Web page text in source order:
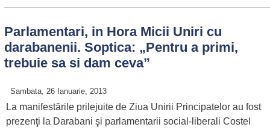
Parlamentari, in Hora Micii Uniri cu
darabanenii. Soptica: „Pentru a primi,
trebuie sa si dam ceva”
Sambata, 26 Ianuarie, 2013
La manifestările prilejuite de Ziua Unirii Principatelor au fost
prezenţi la Darabani şi parlamentarii social-liberali Costel